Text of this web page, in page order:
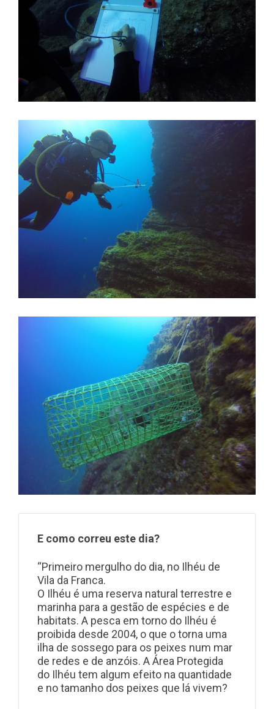
E como correu este dia?
“Primeiro mergulho do dia, no Ilhéu de
Vila da Franca.
O Ilhéu é uma reserva natural terrestre e
marinha para a gestão de espécies e de
habitats. A pesca em torno do Ilhéu é
proibida desde 2004, o que o torna uma
ilha de sossego para os peixes num mar
de redes e de anzóis. A Área Protegida
do Ilhéu tem algum efeito na quantidade
e no tamanho dos peixes que lá vivem?